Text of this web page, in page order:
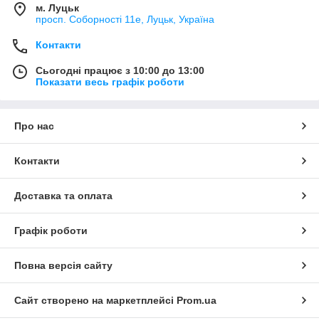
м. Луцьк
просп. Соборності 11е, Луцьк, Україна
Контакти
Сьогодні працює з 10:00 до 13:00
Показати весь графік роботи
Про нас
Контакти
Доставка та оплата
Графік роботи
Повна версія сайту
Сайт створено на маркетплейсі Prom.ua